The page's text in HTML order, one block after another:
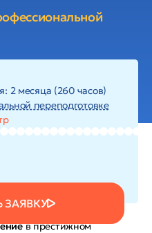
2 месяца (260 часов)
переподготовке
ЗАЯВКУ
в престижном